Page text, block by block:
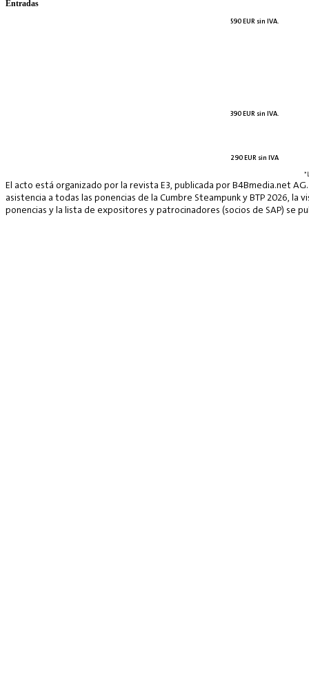
590 EUR sin IVA.
390 EUR sin IVA.
290 EUR sin IVA
Entradas
El acto está organizado por la revista E3, publicada por B4Bmedia.net
asistencia a todas las ponencias de la Cumbre Steampunk y BTP 2026,
ponencias y la lista de expositores y patrocinadores (socios de SAP) se